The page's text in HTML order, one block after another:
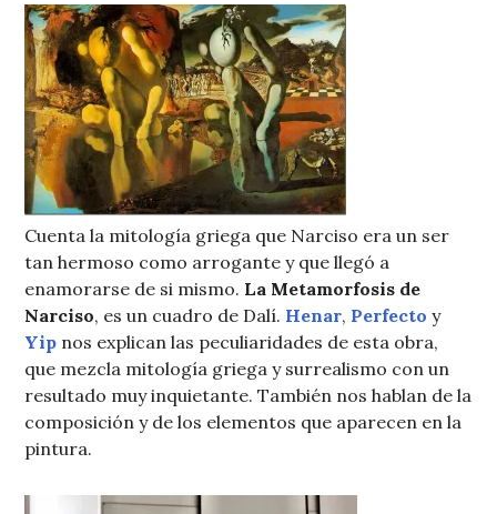
Cuenta la mitología griega que Narciso era un ser
tan hermoso como arrogante y que llegó a
enamorarse de si mismo. La Metamorfosis de
Narciso, es un cuadro de Dalí. Henar, Perfectoy
Yip nos explican las peculiaridades de esta obra,
que mezcla mitología griega y surrealismo con un
resultado muy inquietante. También nos hablan de la
composición y de los elementos que aparecen en la
pintura.